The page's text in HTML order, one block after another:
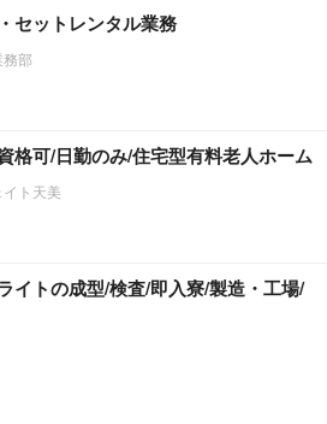
セットレンタル業務
部
格可/日勤のみ/住宅型有料老人ホーム
ト天美
イトの成型/検査/即入寮/製造・工場/